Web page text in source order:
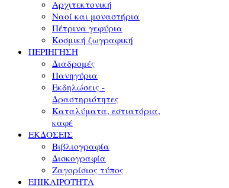
Αρχιτεκτονική
Ναοί και μοναστήρια
Πέτρινα γεφύρια
Κοσμική ζωγραφική
ΠΕΡΙΗΓΗΣΗ
Διαδρομές
Πανηγύρια
Εκδηλώσεις -
Δραστηριότητες
Καταλύματα, εστιατόρια,
καφέ
ΕΚΔΟΣΕΙΣ
Βιβλιογραφία
Δισκογραφία
Ζαγορίσιος τύπος
ΕΠΙΚΑΙΡΟΤΗΤΑ